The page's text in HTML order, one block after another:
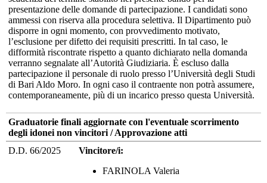
presentazione delle domande di partecipazione. I candidati sono
ammessi con riserva alla procedura selettiva. Il Dipartimento può
disporre in ogni momento, con provvedimento motivato,
l’esclusione per difetto dei requisiti prescritti. In tal caso, le
difformità riscontrate rispetto a quanto dichiarato nella domanda
verranno segnalate all’Autorità Giudiziaria. È escluso dalla
partecipazione il personale di ruolo presso l’Università degli Studi
di Bari Aldo Moro. In ogni caso il contraente non potrà assumere,
contemporaneamente, più di un incarico presso questa Università.
Graduatorie finali aggiornate con l'eventuale scorrimento
degli idonei non vincitori / Approvazione atti
D.D. 66/2025
Vincitore/i:
FARINOLA Valeria